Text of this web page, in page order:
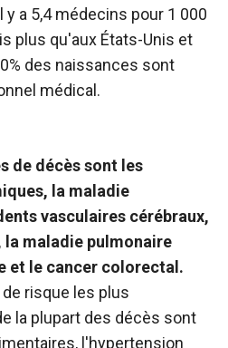
a 5,4 médecins pour 1 000
plus qu'aux États-Unis et
des naissances sont
médical.
de décès sont les
la maladie
vasculaires cérébraux,
la maladie pulmonaire
et le cancer colorectal.
risque les plus
la plupart des décès sont
l'hypertension